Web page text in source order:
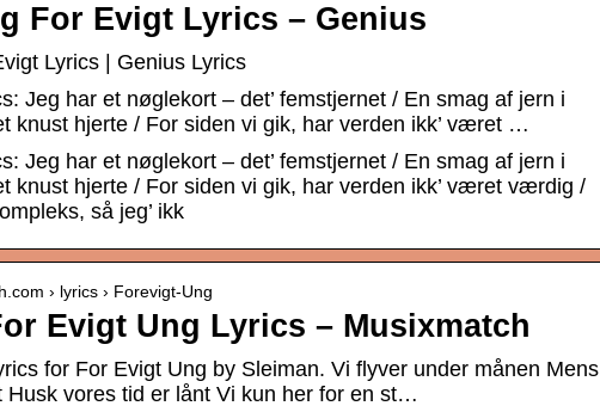
For Evigt Lyrics – Genius
Lyrics | Genius Lyrics
Jeg har et nøglekort – det’ femstjernet / En smag af jern i
knust hjerte / For siden vi gik, har verden ikk’ været …
Jeg har et nøglekort – det’ femstjernet / En smag af jern i
knust hjerte / For siden vi gik, har verden ikk’ været værdig /
så jeg’ ikk
› lyrics › Forevigt-Ung
Evigt Ung Lyrics – Musixmatch
for For Evigt Ung by Sleiman. Vi flyver under månen Mens
Husk vores tid er lånt Vi kun her for en st…